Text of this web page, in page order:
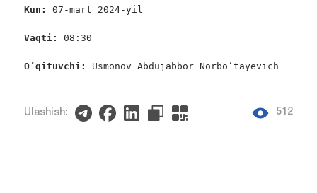
Kun: 07-mart 2024-yil
Vaqti: 08:30
O’qituvchi: Usmonov Abdujabbor Norbo‘tayevich
Ulashish: 512